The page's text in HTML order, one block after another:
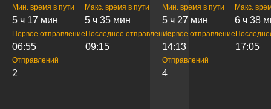
Мин. время в пути
5 ч 17 мин
Макс. время в пути
5 ч 35 мин
Первое отправление
06:55
Последнее отправление
09:15
Отправлений
2
Мин. время в пути
5 ч 27 мин
Макс.
6 ч 38
Первое отправление
14:13 17:05
Отправлений
4